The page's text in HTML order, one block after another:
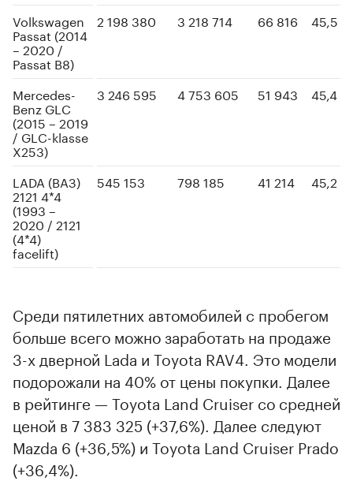
Volkswagen
Passat (2014
– 2020 /
Passat B8)
2 198 380 3 218 714 66 816 45,5
Mercedes-
Benz GLC
(2015 – 2019
/ GLC-klasse
X253)
3 246 595 4 753 605 51 943 45,4
LADA (ВАЗ)
2121 4*4
(1993 –
2020 / 2121
(4*4)
facelift)
545 153 798 185 41 214 45,2
Среди пятилетних автомобилей с пробегом
больше всего можно заработать на продаже
3-х дверной Lada и Toyota RAV4. Это модели
подорожали на 40% от цены покупки. Далее
в рейтинге — Toyota Land Cruiser со средней
ценой в 7 383 325 (+37,6%). Далее следуют
Mazda 6 (+36,5%) и Toyota Land Cruiser Prado
(+36,4%).